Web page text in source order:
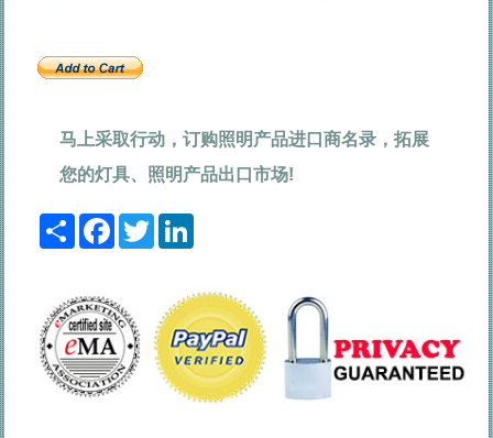
马上采取行动，订购照明产品进口商名录，拓展
您的灯具、照明产品出口市场!
ShareFacebook
Twitter